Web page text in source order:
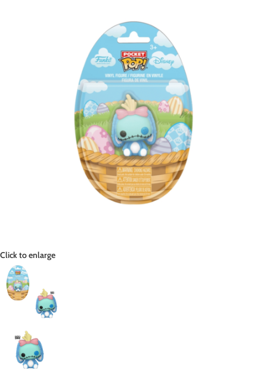
Click to enlarge